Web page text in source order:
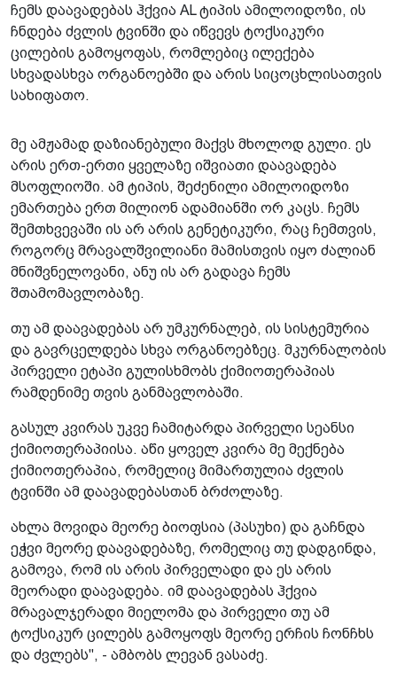
ჩემს დაავადებას ჰქვია AL ტიპის ამილოიდოზი, ის
ჩნდება ძვლის ტვინში და იწვევს ტოქსიკური
ცილების გამოყოფას, რომლებიც ილექება
სხვადასხვა ორგანოებში და არის სიცოცხლისათვის
სახიფათო.
მე ამჟამად დაზიანებული მაქვს მხოლოდ გული. ეს
არის ერთ-ერთი ყველაზე იშვიათი დაავადება
მსოფლიოში. ამ ტიპის, შეძენილი ამილოიდოზი
ემართება ერთ მილიონ ადამიანში ორ კაცს. ჩემს
შემთხვევაში ის არ არის გენეტიკური, რაც ჩემთვის,
როგორც მრავალშვილიანი მამისთვის იყო ძალიან
მნიშვნელოვანი, ანუ ის არ გადავა ჩემს
შთამომავლობაზე.
თუ ამ დაავადებას არ უმკურნალებ, ის სისტემურია
და გავრცელდება სხვა ორგანოებზეც. მკურნალობის
პირველი ეტაპი გულისხმობს ქიმიოთერაპიას
რამდენიმე თვის განმავლობაში.
გასულ კვირას უკვე ჩამიტარდა პირველი სეანსი
ქიმიოთერაპიისა. აწი ყოველ კვირა მე მექნება
ქიმიოთერაპია, რომელიც მიმართულია ძვლის
ტვინში ამ დაავადებასთან ბრძოლაზე.
ახლა მოვიდა მეორე ბიოფსია (პასუხი) და გაჩნდა
ეჭვი მეორე დაავადებაზე, რომელიც თუ დადგინდა,
გამოვა, რომ ის არის პირველადი და ეს არის
მეორადი დაავადება. იმ დაავადებას ჰქვია
მრავალჯერადი მიელომა და პირველი თუ ამ
ტოქსიკურ ცილებს გამოყოფს მეორე ერჩის ჩონჩხს
და ძვლებს", - ამბობს ლევან ვასაძე.